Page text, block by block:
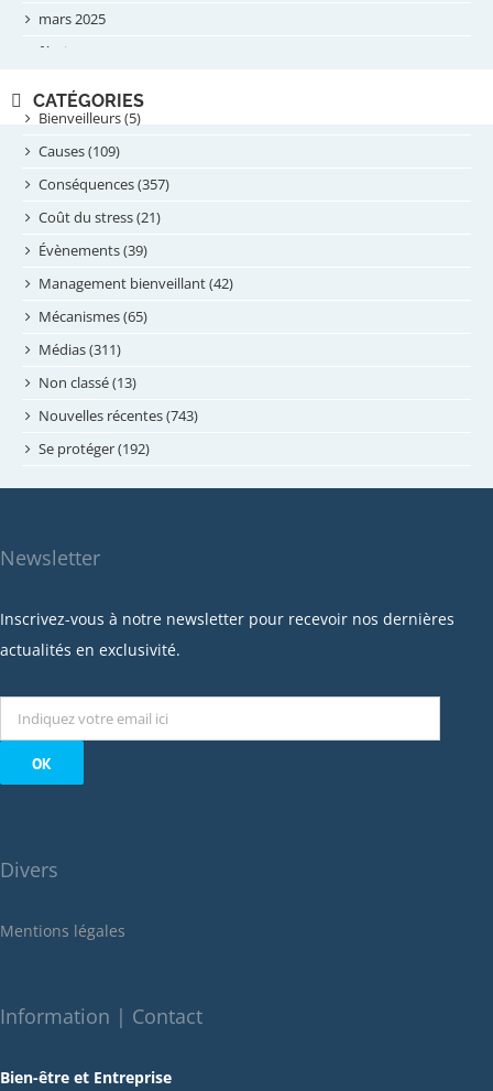
mars 2025
février 2025
septembre 2024
août 2024
juillet 2024
juin 2024
mai 2024
avril 2024
février 2024
janvier 2024
novembre 2023
octobre 2023
septembre 2023
mars 2023
janvier 2023
décembre 2022
octobre 2022
septembre 2022
août 2022
mai 2022
décembre 2021
octobre 2021
juillet 2021
CATÉGORIES
Bienveilleurs (5)
Causes (109)
Conséquences (357)
Coût du stress (21)
Évènements (39)
Management bienveillant (42)
Mécanismes (65)
Médias (311)
Non classé (13)
Nouvelles récentes (743)
Se protéger (192)
Newsletter
Inscrivez-vous à notre newsletter pour recevoir nos dernières
actualités en exclusivité.
Divers
Mentions légales
Information | Contact
Bien-être et Entreprise